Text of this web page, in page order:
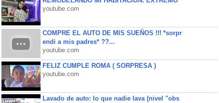
youtube.com
COMPRE EL AUTO DE MIS SUEÑOS !!! *sorpr
endi a mis padres* ??...
youtube.com
FELIZ CUMPLE ROMA ( SORPRESA )
youtube.com
Lavado de auto: lo que nadie lava (nivel "obs